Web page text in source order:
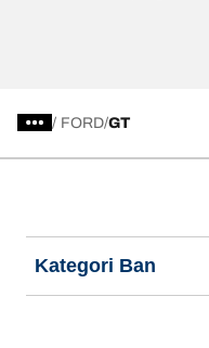
/ FORD GT
Kategori Ban